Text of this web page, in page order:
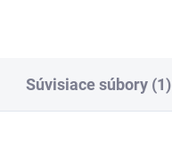
Súvisiace súbory (1)